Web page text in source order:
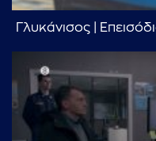
Γλυκάνισος |